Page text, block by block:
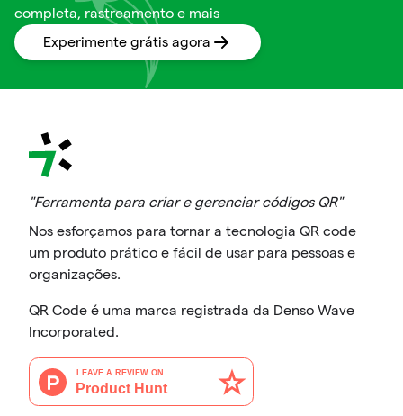
completa, rastreamento e mais
Experimente grátis agora
"Ferramenta para criar e gerenciar códigos QR"
Nos esforçamos para tornar a tecnologia QR code
um produto prático e fácil de usar para pessoas e
organizações.
QR Code é uma marca registrada da Denso Wave
Incorporated.